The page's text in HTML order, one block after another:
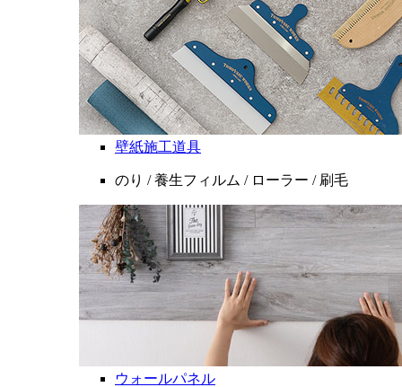
壁紙施工道具
のり / 養生フィルム / ローラー / 刷毛
ウォールパネル